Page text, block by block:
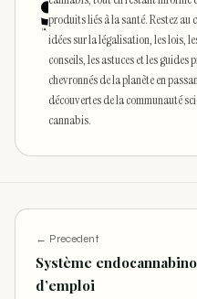
produits liés à la santé. Restez au
idées sur la légalisation, les lois,
conseils, les astuces et les
chevronnés de la planète en
découvertes de la communauté
cannabis.
← Precedent
Système
d’emploi